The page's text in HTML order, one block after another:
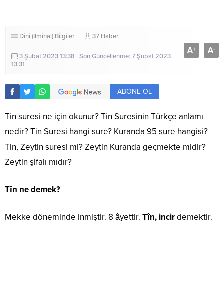
Dini (İlmihal) Bilgiler 37 Haber
3 Şubat 2023 13:38 | Son Güncellenme: 7 Şubat 2023
13:31
A+ A-
ABONE OL
Tin suresi ne için okunur? Tin Suresinin Türkçe anlamı
nedir? Tin Suresi hangi sure? Kuranda 95 sure hangisi?
Tin, Zeytin suresi mi? Zeytin Kuranda geçmekte midir?
Zeytin şifalı mıdır?
Tîn ne demek?
Mekke döneminde inmiştir. 8 âyettir. Tîn, incirdemektir.